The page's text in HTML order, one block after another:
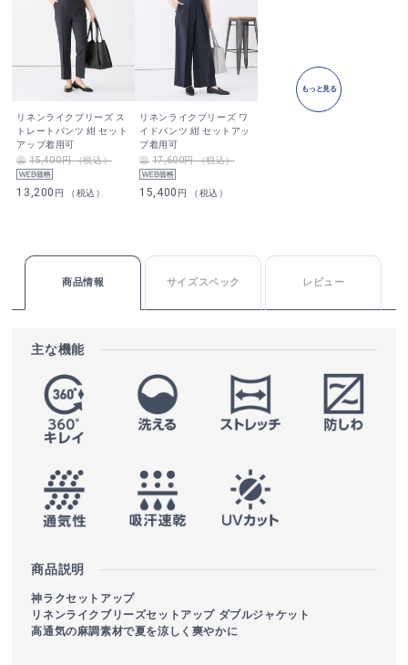
リネンライクブリーズ ス
トレートパンツ 紺 セット
アップ着用可
15,400円 （税込）
13,200 円 （税込）
リネンライクブリーズ ワ
イドパンツ 紺 セットアッ
プ着用可
17,600円 （税込）
15,400 円 （税込）
もっと見る
商品情報 サイズスペック レビュー
主な機能
商品説明
神ラクセットアップ
リネンライクブリーズセットアップ ダブルジャケット
高通気の麻調素材で夏を涼しく爽やかに